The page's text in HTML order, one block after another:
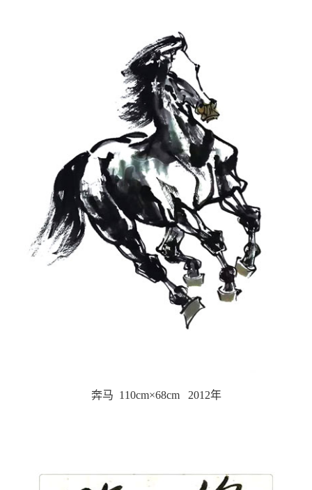
奔马 110cm×68cm 2012年